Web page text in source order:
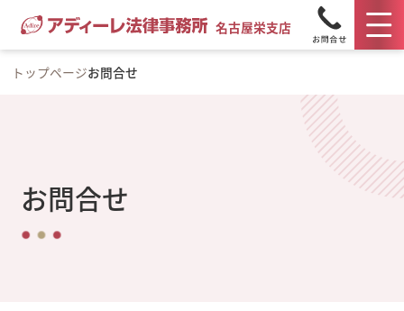
名古屋栄支店
トップページお問合せ
お問合せ